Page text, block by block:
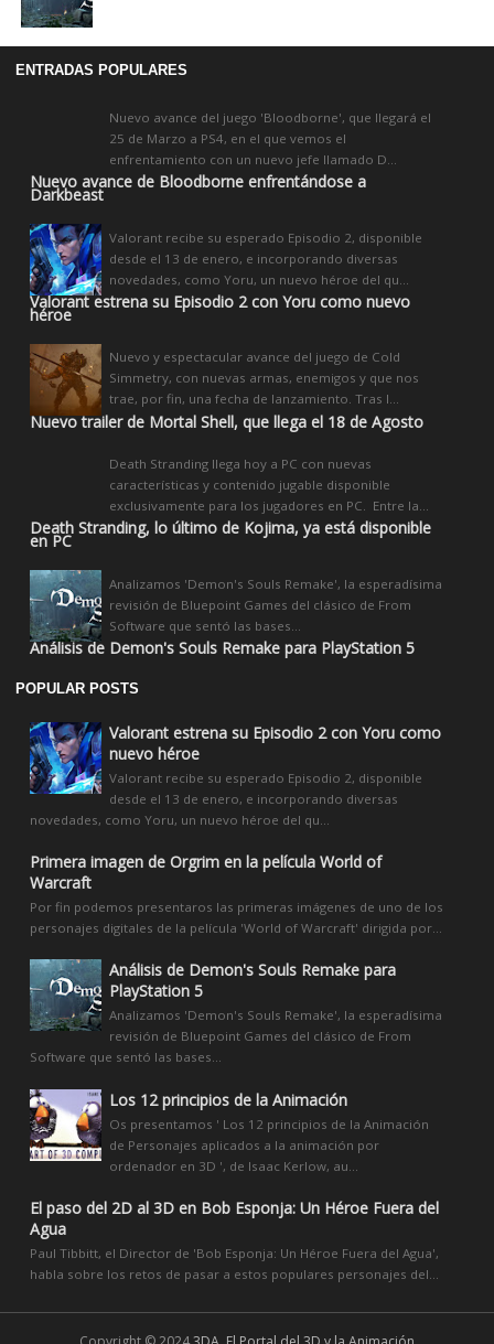
ENTRADAS POPULARES
Nuevo avance de Bloodborne enfrentándose a
Darkbeast
Nuevo avance del juego 'Bloodborne', que llegará el
25 de Marzo a PS4, en el que vemos el
enfrentamiento con un nuevo jefe llamado D...
Valorant estrena su Episodio 2 con Yoru como nuevo
héroe
Valorant recibe su esperado Episodio 2, disponible
desde el 13 de enero, e incorporando diversas
novedades, como Yoru, un nuevo héroe del qu...
Nuevo trailer de Mortal Shell, que llega el 18 de Agosto
Nuevo y espectacular avance del juego de Cold
Simmetry, con nuevas armas, enemigos y que nos
trae, por fin, una fecha de lanzamiento. Tras l...
Death Stranding, lo último de Kojima, ya está disponible
en PC
Death Stranding llega hoy a PC con nuevas
características y contenido jugable disponible
exclusivamente para los jugadores en PC. Entre la...
Análisis de Demon's Souls Remake para PlayStation 5
Analizamos 'Demon's Souls Remake', la esperadísima
revisión de Bluepoint Games del clásico de From
Software que sentó las bases...
POPULAR POSTS
Valorant estrena su Episodio 2 con Yoru como
nuevo héroe
Valorant recibe su esperado Episodio 2, disponible
desde el 13 de enero, e incorporando diversas
novedades, como Yoru, un nuevo héroe del qu...
Primera imagen de Orgrim en la película World of
Warcraft
Por fin podemos presentaros las primeras imágenes de uno de los
personajes digitales de la película 'World of Warcraft' dirigida por...
Análisis de Demon's Souls Remake para
PlayStation 5
Analizamos 'Demon's Souls Remake', la esperadísima
revisión de Bluepoint Games del clásico de From
Software que sentó las bases...
Los 12 principios de la Animación
Os presentamos ' Los 12 principios de la Animación
de Personajes aplicados a la animación por
ordenador en 3D ', de Isaac Kerlow, au...
El paso del 2D al 3D en Bob Esponja: Un Héroe Fuera del
Agua
Paul Tibbitt, el Director de 'Bob Esponja: Un Héroe Fuera del Agua',
habla sobre los retos de pasar a estos populares personajes del...